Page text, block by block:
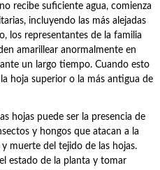
recibe suficiente agua, comienza
incluyendo las más alejadas
los representantes de la familia
amarillear anormalmente en
un largo tiempo. Cuando esto
hoja superior o la más antigua de
hojas puede ser la presencia de
y hongos que atacan a la
muerte del tejido de las hojas.
estado de la planta y tomar